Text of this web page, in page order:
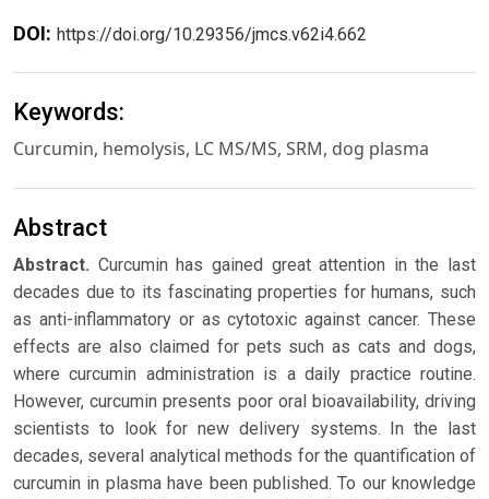
DOI: https://doi.org/10.29356/jmcs.v62i4.662
Keywords:
Curcumin, hemolysis, LC MS/MS, SRM, dog plasma
Abstract
Abstract. Curcumin has gained great attention in the last
decades due to its fascinating properties for humans, such
as anti-inflammatory or as cytotoxic against cancer. These
effects are also claimed for pets such as cats and dogs,
where curcumin administration is a daily practice routine.
However, curcumin presents poor oral bioavailability, driving
scientists to look for new delivery systems. In the last
decades, several analytical methods for the quantification of
curcumin in plasma have been published. To our knowledge